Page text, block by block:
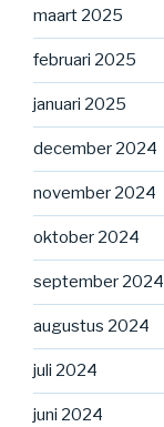
maart 2025
februari 2025
januari 2025
december 2024
november 2024
oktober 2024
september 2024
augustus 2024
juli 2024
juni 2024